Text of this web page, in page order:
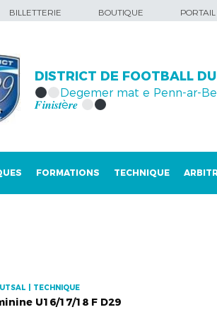
BILLETTERIE BOUTIQUE
DISTRICT DE FOOTBALL
Degemer mat e Penn-ar-
𝑭𝒊𝒏𝒊𝒔𝒕è𝒓𝒆
FORMATIONS TECHNIQUE
| TECHNIQUE
U16/17/18 F D29